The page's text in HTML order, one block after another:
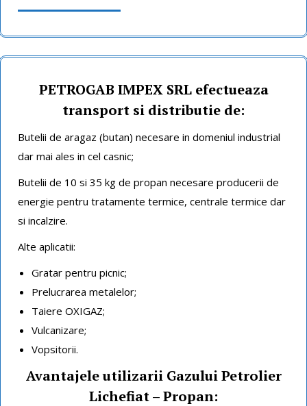
PETROGAB IMPEX SRL efectueaza
transport si distributie de:
Butelii de aragaz (butan) necesare in domeniul industrial
dar mai ales in cel casnic;
Butelii de 10 si 35 kg de propan necesare producerii de
energie pentru tratamente termice, centrale termice dar
si incalzire.
Alte aplicatii:
Gratar pentru picnic;
Prelucrarea metalelor;
Taiere OXIGAZ;
Vulcanizare;
Vopsitorii.
Avantajele utilizarii Gazului Petrolier
Lichefiat – Propan: